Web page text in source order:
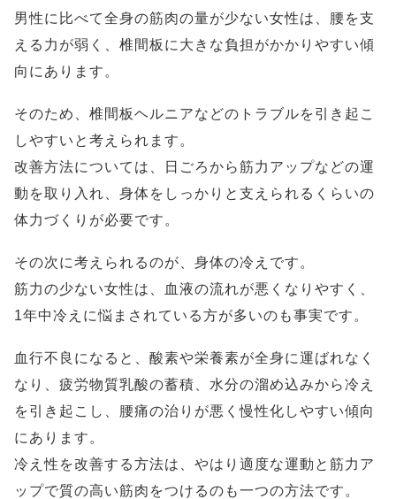
男性に比べて全身の筋肉の量が少ない女性は、腰を支
える力が弱く、椎間板に大きな負担がかかりやすい傾
向にあります。
そのため、椎間板ヘルニアなどのトラブルを引き起こ
しやすいと考えられます。
改善方法については、日ごろから筋力アップなどの運
動を取り入れ、身体をしっかりと支えられるくらいの
体力づくりが必要です。
その次に考えられるのが、身体の冷えです。
筋力の少ない女性は、血液の流れが悪くなりやすく、
1年中冷えに悩まされている方が多いのも事実です。
血行不良になると、酸素や栄養素が全身に運ばれなく
なり、疲労物質乳酸の蓄積、水分の溜め込みから冷え
を引き起こし、腰痛の治りが悪く慢性化しやすい傾向
にあります。
冷え性を改善する方法は、やはり適度な運動と筋力ア
ップで質の高い筋肉をつけるのも一つの方法です。